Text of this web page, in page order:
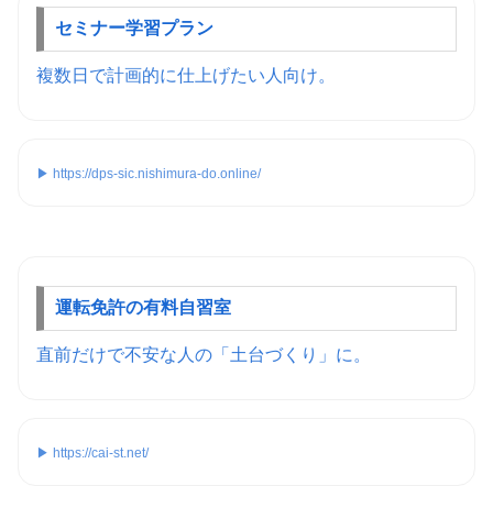
セミナー学習プラン
複数日で計画的に仕上げたい人向け。
▶ https://dps-sic.nishimura-do.online/
運転免許の有料自習室
直前だけで不安な人の「土台づくり」に。
▶ https://cai-st.net/